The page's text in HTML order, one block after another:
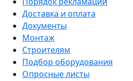
Доставка и оплата
Документы
Монтаж
Строителям
Подбор оборудования
Опросные листы